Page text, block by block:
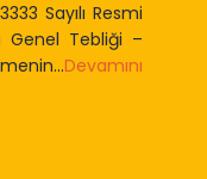
Sayılı Resmi
Genel Tebliği –
Devamını